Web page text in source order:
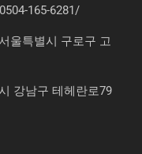
165-6281/
울특별시 구로구 고
강남구 테헤란로79